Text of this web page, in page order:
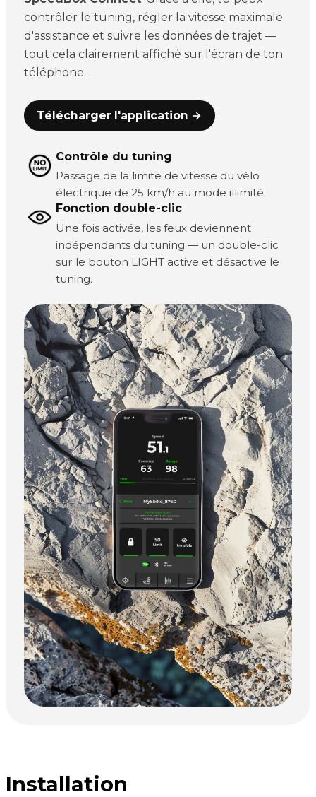
contrôler le tuning, régler la vitesse maximale
d'assistance et suivre les données de trajet —
tout cela clairement affiché sur l'écran de ton
téléphone.
Télécharger l'application →
Contrôle du tuning
Passage de la limite de vitesse du vélo
électrique de 25 km/h au mode illimité.
Fonction double-clic
Une fois activée, les feux deviennent
indépendants du tuning — un double-clic
sur le bouton LIGHT active et désactive le
tuning.
Installation